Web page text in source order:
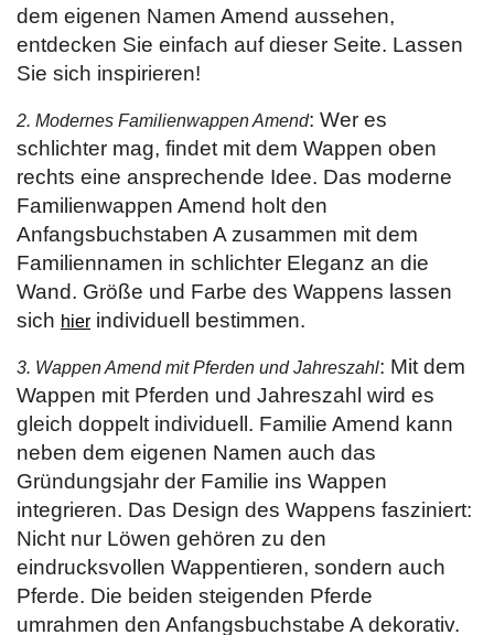
dem eigenen Namen Amend aussehen,
entdecken Sie einfach auf dieser Seite. Lassen
Sie sich inspirieren!
2. Modernes Familienwappen Amend: Wer es
schlichter mag, findet mit dem Wappen oben
rechts eine ansprechende Idee. Das moderne
Familienwappen Amend holt den
Anfangsbuchstaben A zusammen mit dem
Familiennamen in schlichter Eleganz an die
Wand. Größe und Farbe des Wappens lassen
sich hier individuell bestimmen.
3. Wappen Amend mit Pferden und Jahreszahl: Mit dem
Wappen mit Pferden und Jahreszahl wird es
gleich doppelt individuell. Familie Amend kann
neben dem eigenen Namen auch das
Gründungsjahr der Familie ins Wappen
integrieren. Das Design des Wappens fasziniert:
Nicht nur Löwen gehören zu den
eindrucksvollen Wappentieren, sondern auch
Pferde. Die beiden steigenden Pferde
umrahmen den Anfangsbuchstabe A dekorativ.